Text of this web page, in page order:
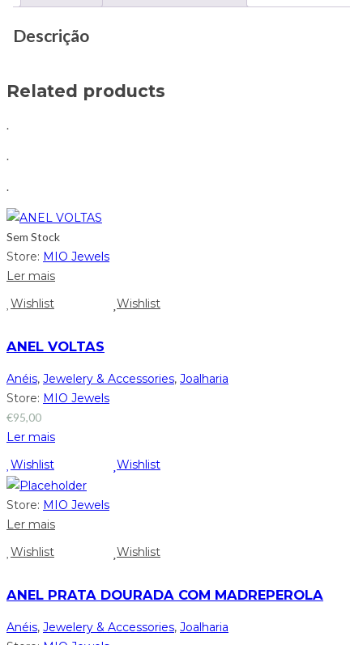
Descrição
Related products
.
.
.
Sem Stock
Store: MIO Jewels
Ler mais
Wishlist
Wishlist
ANEL VOLTAS
Anéis, Jewelery & Accessories, Joalharia
Store: MIO Jewels
€95,00
Ler mais
Wishlist
Wishlist
Store: MIO Jewels
Ler mais
Wishlist
Wishlist
ANEL PRATA DOURADA COM MADREPEROLA
Anéis, Jewelery & Accessories, Joalharia